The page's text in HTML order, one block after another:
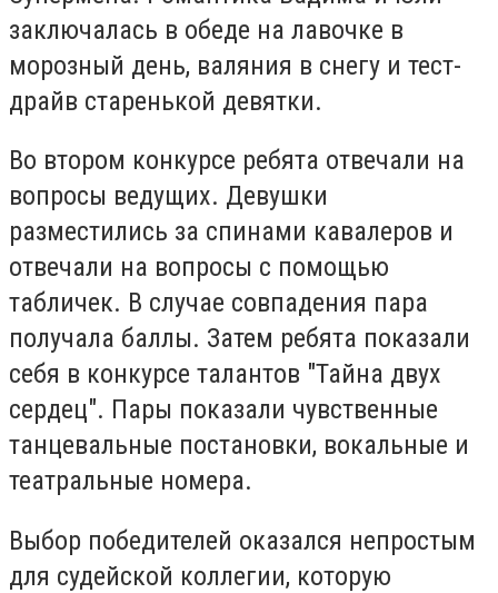
заключалась в обеде на лавочке в
морозный день, валяния в снегу и тест-
драйв старенькой девятки.
Во втором конкурсе ребята отвечали на
вопросы ведущих. Девушки
разместились за спинами кавалеров и
отвечали на вопросы с помощью
табличек. В случае совпадения пара
получала баллы. Затем ребята показали
себя в конкурсе талантов "Тайна двух
сердец". Пары показали чувственные
танцевальные постановки, вокальные и
театральные номера.
Выбор победителей оказался непростым
для судейской коллегии, которую